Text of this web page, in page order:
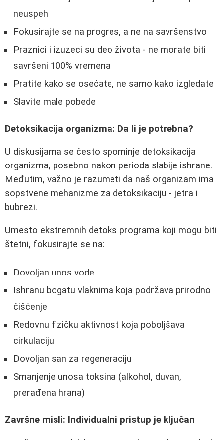
neuspeh
Fokusirajte se na progres, a ne na savršenstvo
Praznici i izuzeci su deo života - ne morate biti
savršeni 100% vremena
Pratite kako se osećate, ne samo kako izgledate
Slavite male pobede
Detoksikacija organizma: Da li je potrebna?
U diskusijama se često spominje detoksikacija
organizma, posebno nakon perioda slabije ishrane.
Međutim, važno je razumeti da naš organizam ima
sopstvene mehanizme za detoksikaciju - jetra i
bubrezi.
Umesto ekstremnih detoks programa koji mogu biti
štetni, fokusirajte se na:
Dovoljan unos vode
Ishranu bogatu vlaknima koja podržava prirodno
čišćenje
Redovnu fizičku aktivnost koja poboljšava
cirkulaciju
Dovoljan san za regeneraciju
Smanjenje unosa toksina (alkohol, duvan,
prerađena hrana)
Završne misli: Individualni pristup je ključan